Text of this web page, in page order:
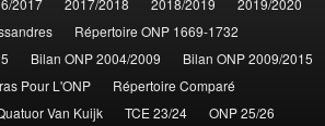
2017 2017/2018 2018/2019
2019/2020
Répertoire ONP 1669-1732
Bilan ONP 2004/2009
Bilan ONP 2009/2015
Pour L'ONP
Répertoire Comparé
Van Kuijk TCE 23/24
ONP 25/26